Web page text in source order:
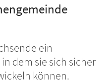
ein
dem sie sich sicher
können.